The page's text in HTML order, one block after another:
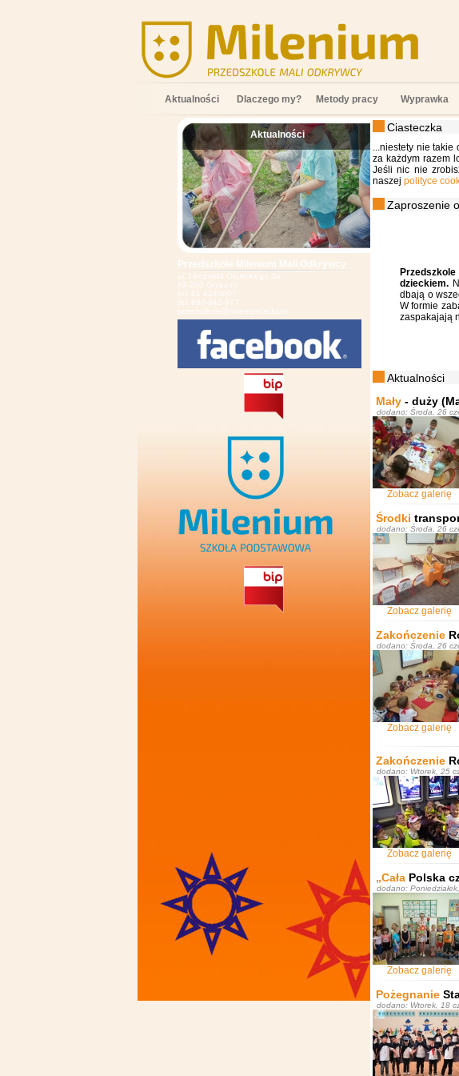
Aktualności Dlaczego my? Metody pracy Wyprawka
Aktualności
Przedszkole Milenium Mali Odkrywcy
ul. Leopolda Okulickiego 3a
62-200 Gniezno
tel: 61 4245007
tel: 690-942-977
przedszkole@milenium.edu.pl
Ciasteczka
...niestety nie takie
za każdym razem
Jeśli nic nie
naszej polityce
Zaproszenie
dzieckiem.
dbają o
W formie
zaspakajają
Aktualności
Mały - duży
dodano: Środa, 26
Zobacz galerię
Środki
dodano: Środa, 26
Zobacz galerię
Zakończenie
dodano: Środa, 26
Zobacz galerię
Zakończenie
dodano: Wtorek, 25
Zobacz galerię
„Cała Polska
dodano:
Zobacz galerię
Pożegnanie
dodano: Wtorek, 18